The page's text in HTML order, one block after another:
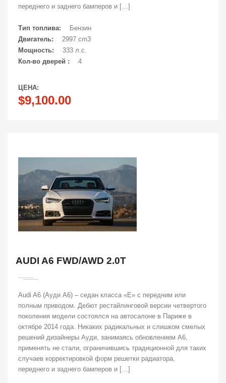
переднего и заднего бамперов и […]
Тип топлива:
Бензин
Двигатель:
2997 cm3
Мощность:
333 л.с.
Кол-во дверей :
4
ЦЕНА:
$9,100.00
AUDI A6 FWD/AWD 2.0T
Audi A6 (Ауди А6) – седан класса «E» с передним или
полным приводом. Дебют рестайлинговой версии четвертого
поколения модели состоялся на автосалоне в Париже в
октябре 2014 года. Никаких радикальных и слишком смелых
решений дизайнеры Ауди, занимаясь обновлением А6,
применять не стали, ограничившись традиционной для таких
случаев корректировкой форм решетки радиатора,
переднего и заднего бамперов и […]